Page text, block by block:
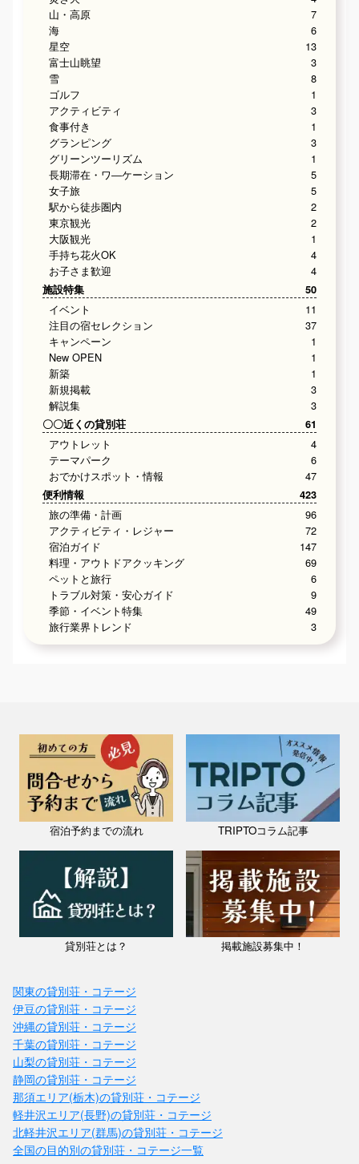
山・高原
7
海
6
星空
13
富士山眺望
3
雪
8
ゴルフ
1
アクティビティ
3
食事付き
1
グランピング
3
グリーンツーリズム
1
長期滞在・ワ―ケーション
5
女子旅
5
駅から徒歩圏内
2
東京観光
2
大阪観光
1
手持ち花火OK
4
お子さま歓迎
4
施設特集 50
イベント
11
注目の宿セレクション
37
キャンペーン
1
New OPEN
1
新築
1
新規掲載
3
解説集
3
〇〇近くの貸別荘 61
アウトレット
4
テーマパーク
6
おでかけスポット・情報
47
便利情報 423
旅の準備・計画
96
アクティビティ・レジャー
72
宿泊ガイド
147
料理・アウトドアクッキング
69
ペットと旅行
6
トラブル対策・安心ガイド
9
季節・イベント特集
49
旅行業界トレンド
3
宿泊予約までの流れ TRIPTOコラム記事
貸別荘とは？ 掲載施設募集中！
関東の貸別荘・コテージ
伊豆の貸別荘・コテージ
沖縄の貸別荘・コテージ
千葉の貸別荘・コテージ
山梨の貸別荘・コテージ
静岡の貸別荘・コテージ
那須エリア(栃木)の貸別荘・コテージ
軽井沢エリア(長野)の貸別荘・コテージ
北軽井沢エリア(群馬)の貸別荘・コテージ
全国の目的別の貸別荘・コテージ一覧